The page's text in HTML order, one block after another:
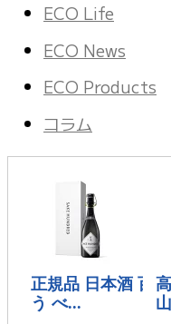
ECO Life
ECO News
ECO Products
コラム